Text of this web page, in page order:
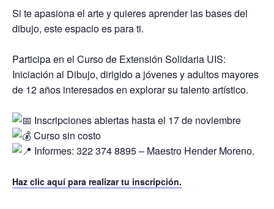
Si te apasiona el arte y quieres aprender las bases del
dibujo, este espacio es para ti.
Participa en el Curso de Extensión Solidaria UIS:
Iniciación al Dibujo, dirigido a jóvenes y adultos mayores
de 12 años interesados en explorar su talento artístico.
Inscripciones abiertas hasta el 17 de noviembre
Curso sin costo
Informes: 322 374 8895 – Maestro Hender Moreno.
Haz clic aquí para realizar tu inscripción.